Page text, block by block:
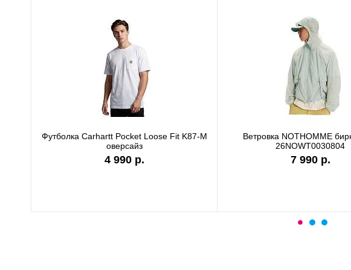
Футболка Carhartt Pocket Loose Fit K87-M
оверсайз
4 990 р.
Ветровка NOTHOMME
26NOWT0030804
7 990 р.